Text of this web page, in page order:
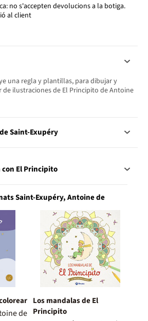
no s'accepten devolucions a la botiga.
al client
una regla y plantillas, para dibujar y
ilustraciones de El Principito de Antoine
Saint-Exupéry
El Principito
Saint-Exupéry, Antoine de
de
Los mandalas de El
Principito